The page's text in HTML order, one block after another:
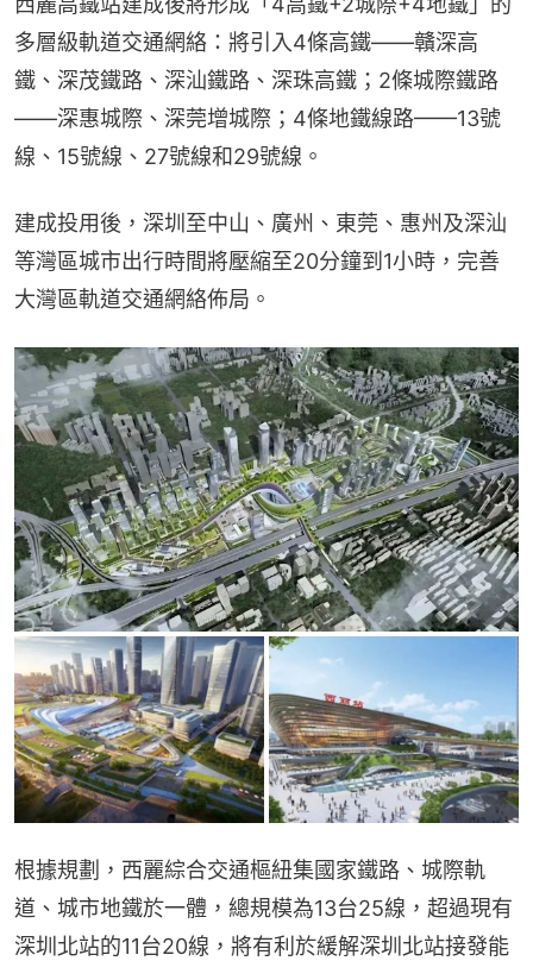
多層級軌道交通網絡：將引入4條高鐵——贛深高
鐵、深茂鐵路、深汕鐵路、深珠高鐵；2條城際鐵路
——深惠城際、深莞增城際；4條地鐵線路——13號
線、15號線、27號線和29號線。
建成投用後，深圳至中山、廣州、東莞、惠州及深汕
等灣區城市出行時間將壓縮至20分鐘到1小時，完善
大灣區軌道交通網絡佈局。
根據規劃，西麗綜合交通樞紐集國家鐵路、城際軌
道、城市地鐵於一體，總規模為13台25線，超過現有
深圳北站的11台20線，將有利於緩解深圳北站接發能